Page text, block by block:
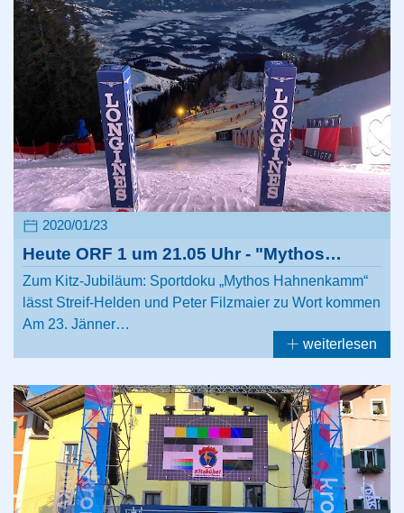
2020/01/23
Heute ORF 1 um 21.05 Uhr - "Mythos…
Zum Kitz-Jubiläum: Sportdoku „Mythos Hahnenkamm“
lässt Streif-Helden und Peter Filzmaier zu Wort kommen
Am 23. Jänner…
weiterlesen